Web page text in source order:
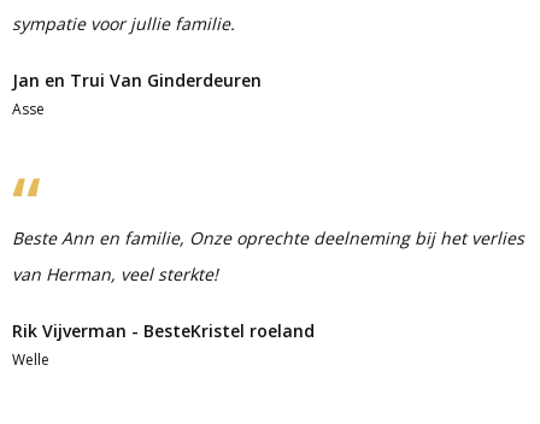
sympatie voor jullie familie.
Jan en Trui Van Ginderdeuren
Asse
Beste Ann en familie, Onze oprechte deelneming bij het verlies
van Herman, veel sterkte!
Rik Vijverman - BesteKristel roeland
Welle